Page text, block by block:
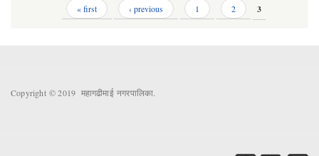
« first ‹ previous 1 2 3
Copyright © 2019 महागढीमाई नगरपालिका.